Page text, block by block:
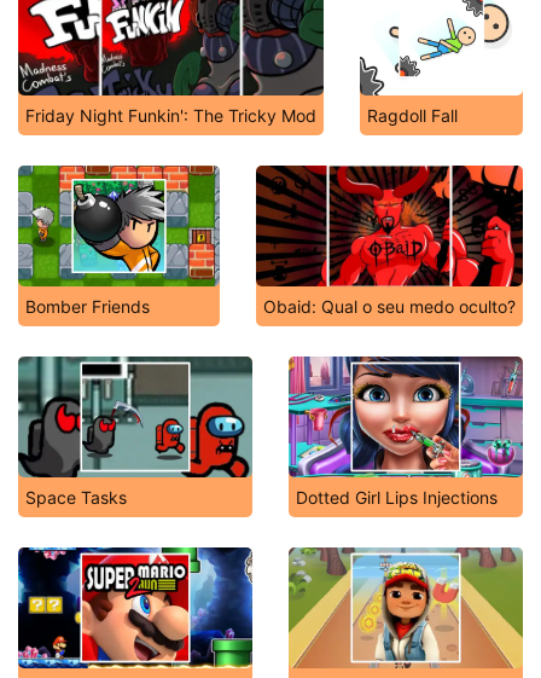
Friday Night Funkin': The Tricky Mod Ragdoll Fall
Bomber Friends Obaid: Qual o seu medo oculto?
Space Tasks Dotted Girl Lips Injections